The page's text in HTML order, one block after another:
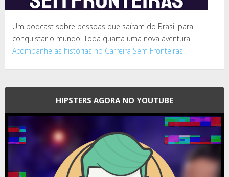
Um podcast sobre pessoas que saíram do Brasil para
conquistar o mundo. Toda quarta uma nova aventura.
Acompanhe as histórias no Carreira Sem Fronteiras.
HIPSTERS AGORA NO YOUTUBE